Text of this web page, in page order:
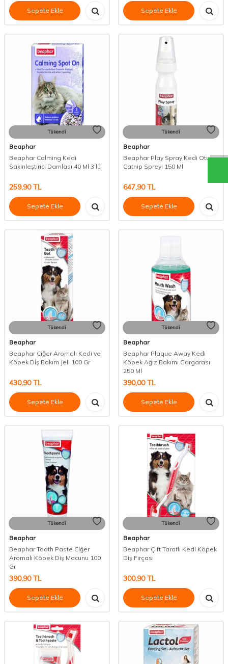
Sepete Ekle Sepete Ekle
Tükendi
Beaphar
Beaphar Calming Kedi
Sakinleştirici Damlası 40 Ml 3'lü
259,90TL
Sepete Ekle
Tükendi
Beaphar
Beaphar Play Spray Kedi Otu
Catnip Spreyi 150 Ml
647,90TL
Sepete Ekle
Tükendi
Beaphar
Beaphar Ciğer Aromalı Kedi ve
Köpek Diş Bakım Jeli 100 Gr
430,90TL
Sepete Ekle
Tükendi
Beaphar
Beaphar Plaque Away Kedi
Köpek Ağız Bakımı Gargarası
250 Ml
390,00TL
Sepete Ekle
Tükendi
Beaphar
Beaphar Tooth Paste Ciğer
Aromalı Köpek Diş Macunu 100
Gr
390,90TL
Sepete Ekle
Tükendi
Beaphar
Beaphar Çift Taraflı Kedi Köpek
Diş Fırçası
300,90TL
Sepete Ekle